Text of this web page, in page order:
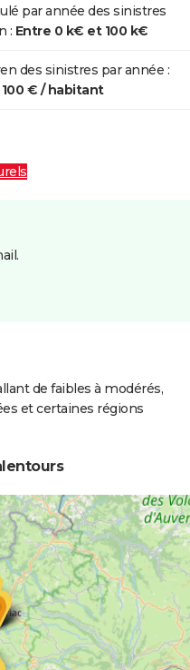
par année des sinistres
: Entre 0 k€ et 100 k€
des sinistres par année :
€ / habitant
de faibles à modérés,
et certaines régions